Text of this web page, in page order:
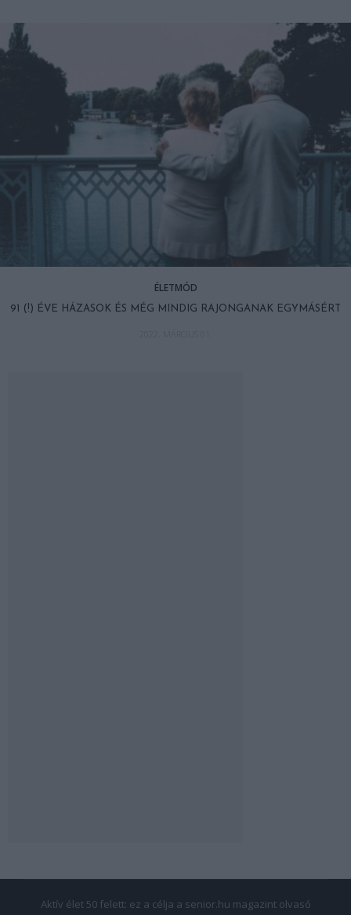
ÉLETMÓD
91 (!) ÉVE HÁZASOK ÉS MÉG MINDIG RAJONGANAK EGYMÁSÉRT
Aktív élet 50 felett: ez a célja a senior.hu magazint olvasó